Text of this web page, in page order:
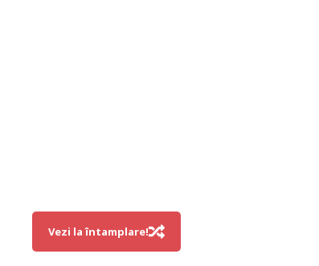
Vezi la întamplare!